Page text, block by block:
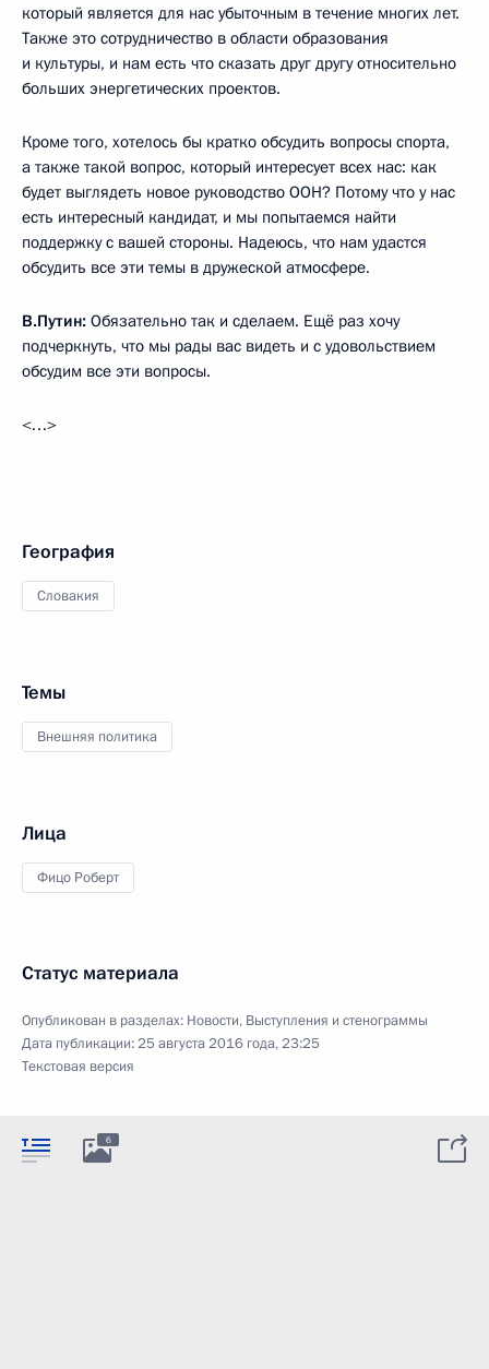
который является для нас убыточным в течение многих лет.
Также это сотрудничество в области образования
и культуры, и нам есть что сказать друг другу относительно
больших энергетических проектов.
Кроме того, хотелось бы кратко обсудить вопросы спорта,
а также такой вопрос, который интересует всех нас: как
будет выглядеть новое руководство ООН? Потому что у нас
есть интересный кандидат, и мы попытаемся найти
поддержку с вашей стороны. Надеюсь, что нам удастся
обсудить все эти темы в дружеской атмосфере.
В.Путин: Обязательно так и сделаем. Ещё раз хочу
подчеркнуть, что мы рады вас видеть и с удовольствием
обсудим все эти вопросы.
<…>
География
Словакия
Темы
Внешняя политика
Лица
Фицо Роберт
Статус материала
Опубликован в разделах: Новости, Выступления и стенограммы
Дата публикации:25 августа 2016 года, 23:25
Текстовая версия
6